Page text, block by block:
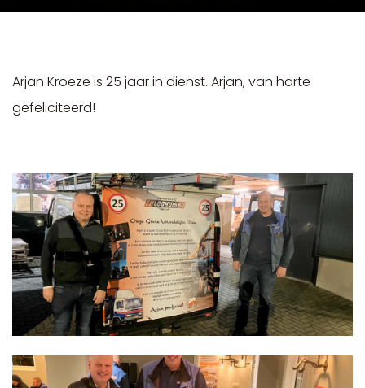
Arjan Kroeze is 25 jaar in dienst. Arjan, van harte
gefeliciteerd!